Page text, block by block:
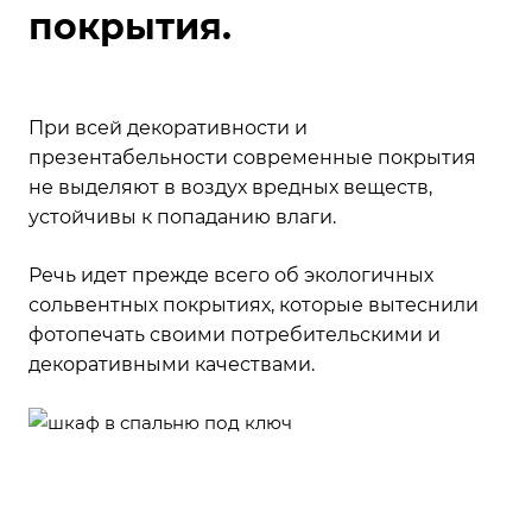
покрытия.
При всей декоративности и
презентабельности современные покрытия
не выделяют в воздух вредных веществ,
устойчивы к попаданию влаги.
Речь идет прежде всего об экологичных
сольвентных покрытиях, которые вытеснили
фотопечать своими потребительскими и
декоративными качествами.